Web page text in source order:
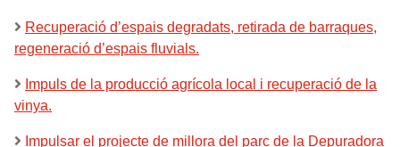
Recuperació d’espais degradats, retirada de barraques,
regeneració d’espais fluvials.
Impuls de la producció agrícola local i recuperació de la
vinya.
Impulsar el projecte de millora del parc de la Depuradora